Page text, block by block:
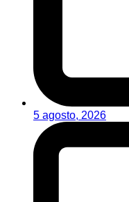
5 agosto, 2026